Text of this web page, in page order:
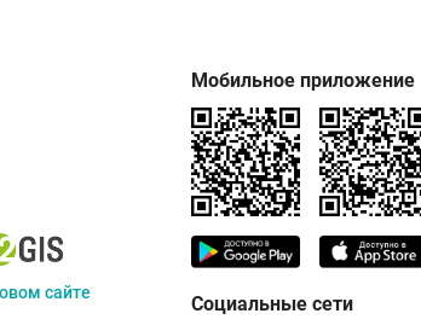
сайте
Мобильное приложение
Социальные сети